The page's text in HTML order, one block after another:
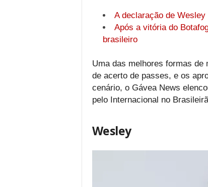
A declaração de
Após a vitória do
brasileiro
Uma das melhores formas de
de acerto de passes, e os
cenário, o Gávea News
pelo Internacional no
Wesley